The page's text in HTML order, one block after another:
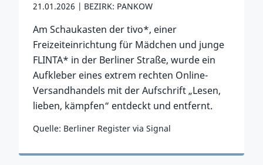
21.01.2026 BEZIRK: PANKOW
Am Schaukasten der tivo*, einer
Freizeiteinrichtung für Mädchen und junge
FLINTA* in der Berliner Straße, wurde ein
Aufkleber eines extrem rechten Online-
Versandhandels mit der Aufschrift „Lesen,
lieben, kämpfen“ entdeckt und entfernt.
Quelle: Berliner Register via Signal
Zum Vorfall